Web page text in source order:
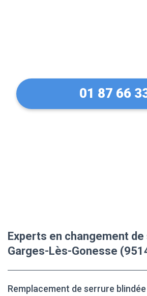
01 87 66
Experts en changement
Garges-Lès-Gonesse
Remplacement de serrure